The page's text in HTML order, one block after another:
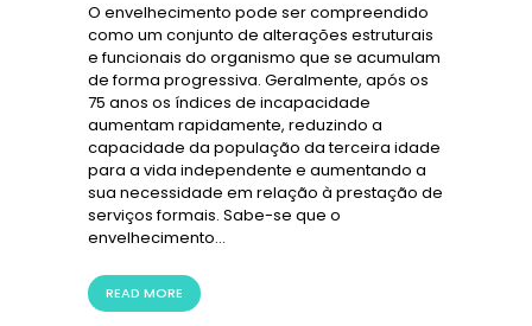
O envelhecimento pode ser compreendido
como um conjunto de alterações estruturais
e funcionais do organismo que se acumulam
de forma progressiva. Geralmente, após os
75 anos os índices de incapacidade
aumentam rapidamente, reduzindo a
capacidade da população da terceira idade
para a vida independente e aumentando a
sua necessidade em relação à prestação de
serviços formais. Sabe-se que o
envelhecimento…
READ MORE